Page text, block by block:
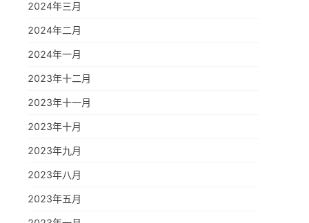
2024年三月
2024年二月
2024年一月
2023年十二月
2023年十一月
2023年十月
2023年九月
2023年八月
2023年五月